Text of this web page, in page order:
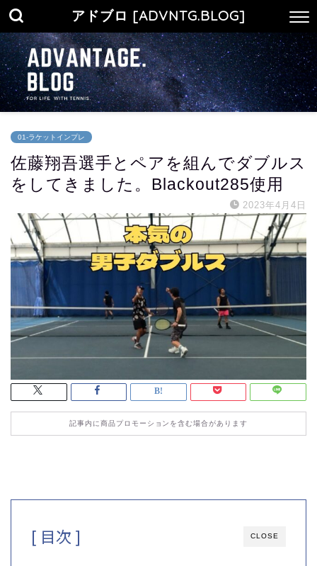
アドブロ [ADVNTG.BLOG]
01-ラケットインプレ
佐藤翔吾選手とペアを組んでダブルス
をしてきました。Blackout285使用
2023年4月4日
記事内に商品プロモーションを含む場合があります
CLOSE
[ 目次 ]